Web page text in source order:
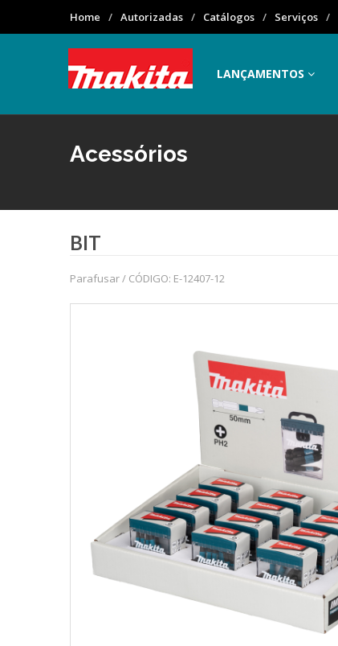
Home Autorizadas Catálogos Serviços
LANÇAMENTOS
Acessórios
BIT
Parafusar / CÓDIGO: E-12407-12